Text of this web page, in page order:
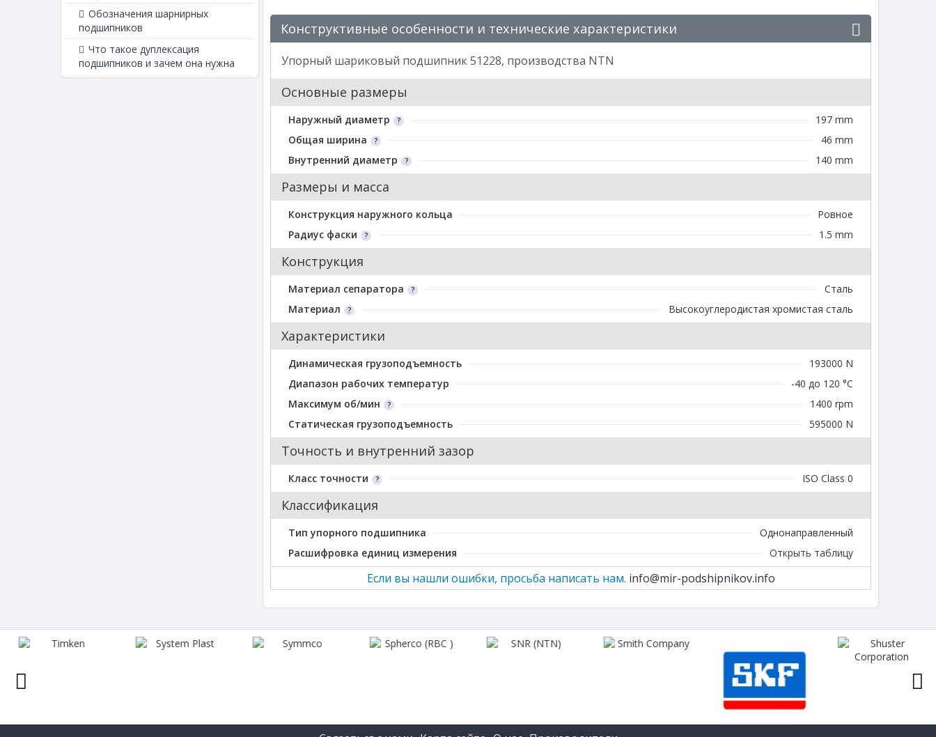
Обозначения шарнирных
подшипников
Что такое дуплексация
подшипников и зачем она нужна
Конструктивные особенности и технические характеристики
Упорный шариковый подшипник 51228, производства NTN
Основные размеры
Наружный диаметр
197 mm
Общая ширина
46 mm
Внутренний диаметр
140 mm
Размеры и масса
Конструкция наружного кольца
Ровное
Радиус фаски
1.5 mm
Конструкция
Материал сепаратора
Сталь
Материал
Высокоуглеродистая хромистая сталь
Характеристики
Динамическая грузоподъемность
193000 N
Диапазон рабочих температур
-40 до 120 °C
Максимум об/мин
1400 rpm
Статическая грузоподъемность
595000 N
Точность и внутренний зазор
Класс точности ISO Class 0
Классификация
Тип упорного подшипника
Однонаправленный
Расшифровка единиц измерения
Открыть таблицу
Если вы нашли ошибки, просьба написать нам. info@mir-podshipnikov.info